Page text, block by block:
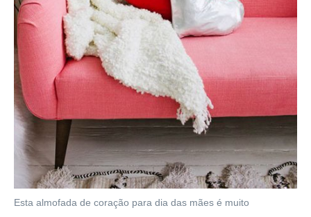
Esta almofada de coração para dia das mães é muito